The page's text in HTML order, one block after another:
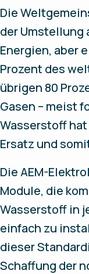
Die
der Umstellung
Energien, aber
Prozent des
übrigen 80
Gasen – meist
Wasserstoff
Ersatz und
Die AEM-
Module, die
Wasserstoff in
einfach zu
dieser
Schaffung der